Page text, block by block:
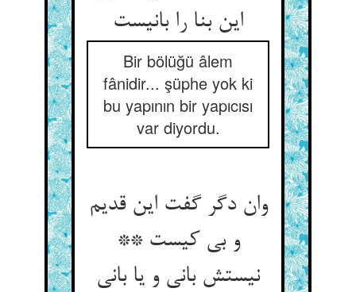
این بنا را بانیست
Bir bölüğü âlem
fânidir... şüphe yok ki
bu yapının bir yapıcısı
var diyordu.
وان دگر گفت این قدیم
و بی کیست **
نیستش بانی و یا بانی